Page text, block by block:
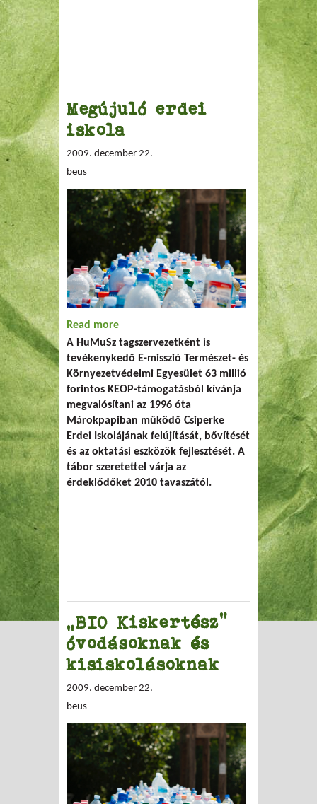
Megújuló erdei
iskola
2009. december 22.
beus
Read more
A HuMuSz tagszervezetként is
tevékenykedő E-misszió Természet- és
Környezetvédelmi Egyesület 63 millió
forintos KEOP-támogatásból kívánja
megvalósítani az 1996 óta
Márokpapiban működő Csiperke
Erdei Iskolájának felújítását, bővítését
és az oktatási eszközök fejlesztését. A
tábor szeretettel várja az
érdeklődőket 2010 tavaszától.
„BIO Kiskertész”
óvodásoknak és
kisiskolásoknak
2009. december 22.
beus